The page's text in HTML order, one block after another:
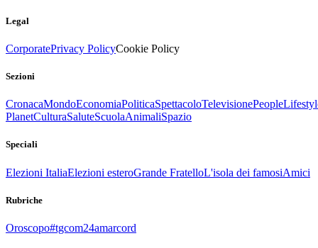
Legal
CorporatePrivacy PolicyCookie Policy
Sezioni
CronacaMondoEconomiaPoliticaSpettacoloTelevisionePeople
PlanetCulturaSaluteScuolaAnimaliSpazio
Speciali
Elezioni ItaliaElezioni esteroGrande FratelloL'isola dei famosiAmici
Rubriche
Oroscopo#tgcom24amarcord